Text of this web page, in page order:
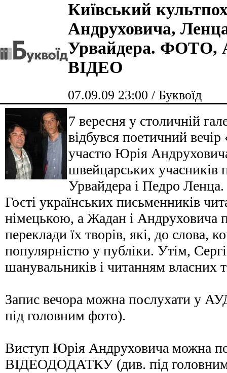
Київський
Андруховича,
Урвайдера. ФОТО,
ВІДЕО
07.09.09 23:00 / Буквоїд
7 вересня у столичній
відбувся поетичний
участю Юрія
швейцарських учасників
Урвайдера і Педро Ленца.
Гості українських письменників
німецькою, а Жадан і Андруховича
переклади їх творів, які, до слова,
популярністю у публіки. Утім,
шанувальників і читанням власних
Запис вечора можна послухати у
під головним фото).
Виступ Юрія Андруховича можна
ВІДЕОДОДАТКУ (див. під